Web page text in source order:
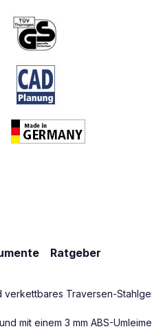
Ratgeber
Traversen-
mit einem 3 mm ABS-